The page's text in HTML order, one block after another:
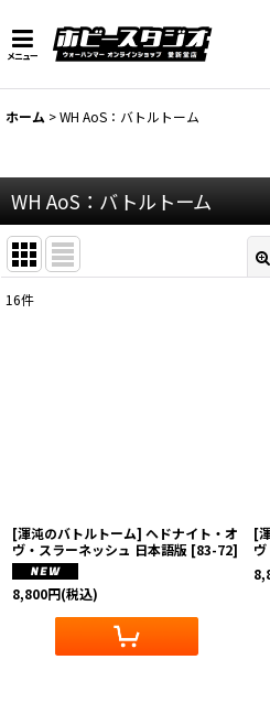
メニュー
ホーム >WH AoS：バトルトーム
WH AoS：バトルトーム
16件
[渾沌のバトルトーム] ヘドナイト・オ
ヴ・スラーネッシュ 日本語版 [83-72]
8,800円(税込)
[